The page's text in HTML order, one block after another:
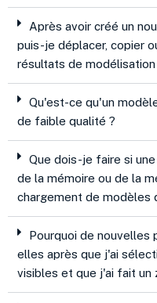
Après avoir créé un
puis-je déplacer, copier
résultats de modélisation
Qu'est-ce qu'un
de faible qualité ?
Que dois-je faire si
de la mémoire ou de la
chargement de modèles
Pourquoi de
elles après que j'ai
visibles et que j'ai fait un